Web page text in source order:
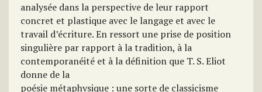
analysée dans la perspective de leur rapport
concret et plastique avec le langage et avec le
travail d’écriture. En ressort une prise de position
singulière par rapport à la tradition, à la
contemporanéité et à la définition que T. S. Eliot
donne de la
poésie métaphysique : une sorte de classicisme